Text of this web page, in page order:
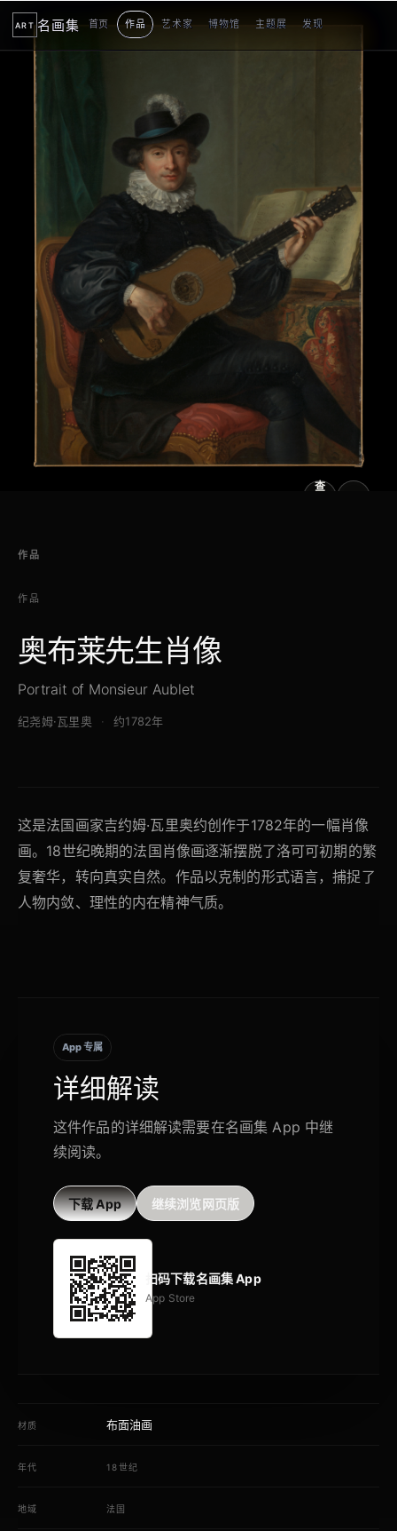
ART 名画集 首页 作品 艺术家 博物馆 主题展 发现
个
点
1
2
3
4
5
查
作品
作品
奥布莱先生肖像
Portrait of Monsieur Aublet
纪尧姆·瓦里奥 约1782年
这是法国画家吉约姆·瓦里奥约创作于1782年的一幅肖像
画。18世纪晚期的法国肖像画逐渐摆脱了洛可可初期的繁
复奢华，转向真实自然。作品以克制的形式语言，捕捉了
人物内敛、理性的内在精神气质。
App 专属
详细解读
这件作品的详细解读需要在名画集 App 中继
续阅读。
下载 App 继续浏览网页版
扫码下载名画集 App
App Store
材质 布面油画
年代 18世纪
地域 法国